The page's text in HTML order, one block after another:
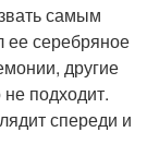
самым
ее серебряное
другие
подходит.
спереди и